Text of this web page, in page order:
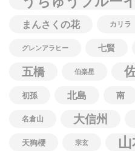
まんさくの花 カリラ
グレンアラヒー 七賢
五橋
伯楽星
初孫 北島 南
名倉山 大信州
天狗櫻 宗玄